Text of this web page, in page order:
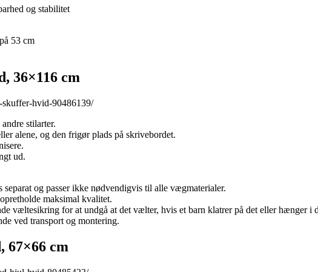
og stabilitet
53 cm
36×116 cm
hvid-90486139/
stilarter.
alene, og den frigør plads på skrivebordet.
ud.
og passer ikke nødvendigvis til alle vægmaterialer.
maksimal kvalitet.
væltesikring for at undgå at det vælter, hvis et barn klatrer på det eller hænger i
ved transport og montering.
67×66 cm